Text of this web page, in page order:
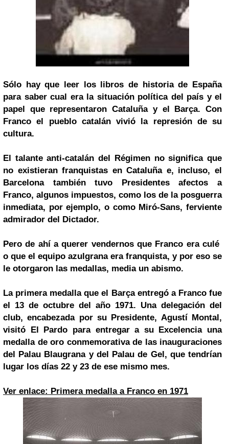
Sólo hay que leer los libros de historia de España
para saber cual era la situación política del país y el
papel que representaron Cataluña y el Barça. Con
Franco el pueblo catalán vivió la represión de su
cultura.
El talante anti-catalán del Régimen no significa que
no existieran franquistas en Cataluña e, incluso, el
Barcelona también tuvo Presidentes afectos a
Franco, algunos impuestos, como los de la posguerra
inmediata, por ejemplo, o como Miró-Sans, ferviente
admirador del Dictador.
Pero de ahí a querer vendernos que Franco era culé
o que el equipo azulgrana era franquista, y por eso se
le otorgaron las medallas, media un abismo.
La primera medalla que el Barça entregó a Franco fue
el 13 de octubre del año 1971. Una delegación del
club, encabezada por su Presidente, Agustí Montal,
visitó El Pardo para entregar a su Excelencia una
medalla de oro conmemorativa de las inauguraciones
del Palau Blaugrana y del Palau de Gel, que tendrían
lugar los días 22 y 23 de ese mismo mes.
Ver enlace: Primera medalla a Franco en 1971